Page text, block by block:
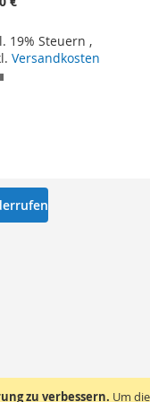
zu verbessern. Um
19% Steuern ,
Versandkosten